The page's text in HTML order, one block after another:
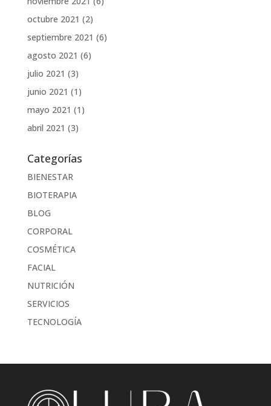
octubre 2021 (2)
septiembre 2021 (6)
agosto 2021 (6)
julio 2021 (3)
junio 2021 (1)
mayo 2021 (1)
abril 2021 (3)
Categorías
BIENESTAR
BIOTERAPIA
BLOG
CORPORAL
COSMÉTICA
FACIAL
NUTRICIÓN
SERVICIOS
TECNOLOGÍA